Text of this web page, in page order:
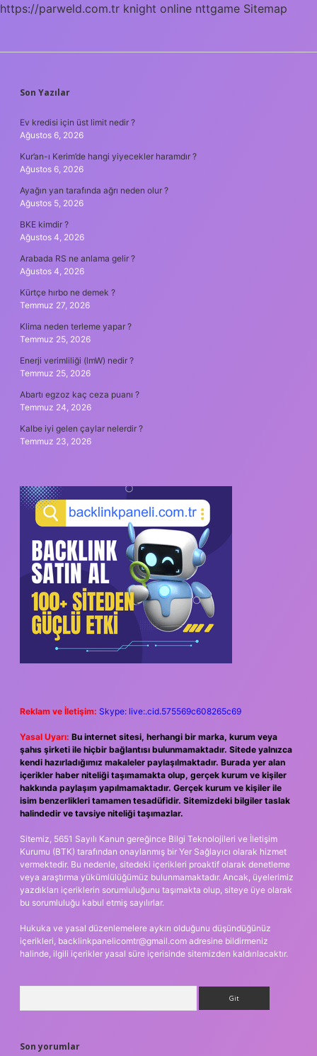
https://parweld.com.tr knight online nttgame Sitemap
SIDEBAR
Son Yazılar
Ev kredisi için üst limit nedir ?
Ağustos 6, 2026
Kur’an-ı Kerim’de hangi yiyecekler haramdır ?
Ağustos 6, 2026
Ayağın yan tarafında ağrı neden olur ?
Ağustos 5, 2026
BKE kimdir ?
Ağustos 4, 2026
Arabada RS ne anlama gelir ?
Ağustos 4, 2026
Kürtçe hırbo ne demek ?
Temmuz 27, 2026
Klima neden terleme yapar ?
Temmuz 25, 2026
Enerji verimliliği (lmW) nedir ?
Temmuz 25, 2026
Abartı egzoz kaç ceza puanı ?
Temmuz 24, 2026
Kalbe iyi gelen çaylar nelerdir ?
Temmuz 23, 2026
Reklam ve İletişim: Skype: live:.cid.575569c608265c69
Yasal Uyarı: Bu internet sitesi, herhangi bir marka, kurum veya
şahıs şirketi ile hiçbir bağlantısı bulunmamaktadır. Sitede yalnızca
kendi hazırladığımız makaleler paylaşılmaktadır. Burada yer alan
içerikler haber niteliği taşımamakta olup, gerçek kurum ve kişiler
hakkında paylaşım yapılmamaktadır. Gerçek kurum ve kişiler ile
isim benzerlikleri tamamen tesadüfidir. Sitemizdeki bilgiler taslak
halindedir ve tavsiye niteliği taşımazlar.
Sitemiz, 5651 Sayılı Kanun gereğince Bilgi Teknolojileri ve İletişim
Kurumu (BTK) tarafından onaylanmış bir Yer Sağlayıcı olarak hizmet
vermektedir. Bu nedenle, sitedeki içerikleri proaktif olarak denetleme
veya araştırma yükümlülüğümüz bulunmamaktadır. Ancak, üyelerimiz
yazdıkları içeriklerin sorumluluğunu taşımakta olup, siteye üye olarak
bu sorumluluğu kabul etmiş sayılırlar.
Hukuka ve yasal düzenlemelere aykırı olduğunu düşündüğünüz
içerikleri, backlinkpanelicomtr@gmail.com adresine bildirmeniz
halinde, ilgili içerikler yasal süre içerisinde sitemizden kaldırılacaktır.
Son yorumlar